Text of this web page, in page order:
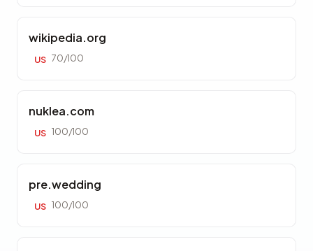
wikipedia.org
US 70/100
nuklea.com
US 100/100
pre.wedding
US 100/100